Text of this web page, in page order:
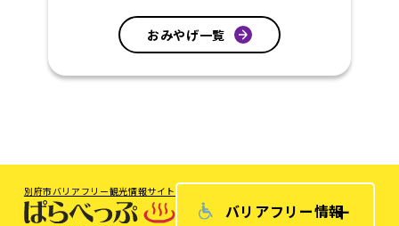
おみやげ一覧
別府市バリアフリー観光情報サイト
バリアフリー情報
＋